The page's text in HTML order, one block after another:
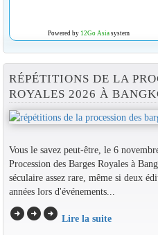
Powered by 12Go Asiasystem
RÉPÉTITIONS DE LA
ROYALES 2026 À
Vous le savez peut-être, le 6
Procession des Barges Royales à
séculaire assez rare, même si deux
années lors d'événements...
arrow_circle_rightarrow_circle_rightarrow_circle_right Lire la suite